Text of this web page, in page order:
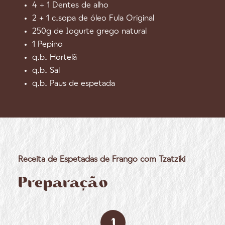
Receita de Espetadas de Frango com Tzatziki
Preparação
4 + 1 Dentes de alho
2 + 1 c.sopa de óleo Fula Original
250g de Iogurte grego natural
1 Pepino
q.b. Hortelã
q.b. Sal
q.b. Paus de espetada